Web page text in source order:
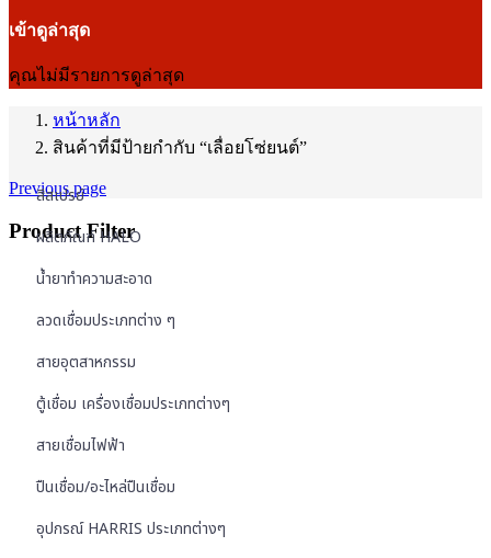
เข้าดูล่าสุด
คุณไม่มีรายการดูล่าสุด
หน้าหลัก
สินค้าที่มีป้ายกำกับ “เลื่อยโซ่ยนต์”
Previous page
Product Filter
สีสเปรย์
ผลิตภัณฑ์ HALO
น้ำยาทำความสะอาด
ลวดเชื่อมประเภทต่าง ๆ
สายอุตสาหกรรม
ตู้เชื่อม เครื่องเชื่อมประเภทต่างๆ
สายเชื่อมไฟฟ้า
ปืนเชื่อม/อะไหล่ปืนเชื่อม
อุปกรณ์ HARRIS ประเภทต่างๆ